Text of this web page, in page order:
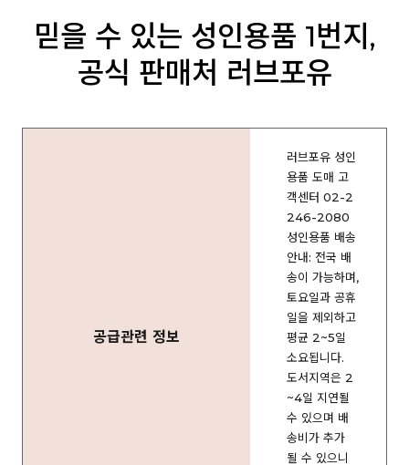
믿을 수 있는 성인용품 1번지,
공식 판매처 러브포유
공급관련 정보
러브포유 성인
용품 도매 고
객센터 02-2
246-2080
성인용품 배송
안내: 전국 배
송이 가능하며,
토요일과 공휴
일을 제외하고
평균 2~5일
소요됩니다.
도서지역은 2
~4일 지연될
수 있으며 배
송비가 추가
될 수 있으니